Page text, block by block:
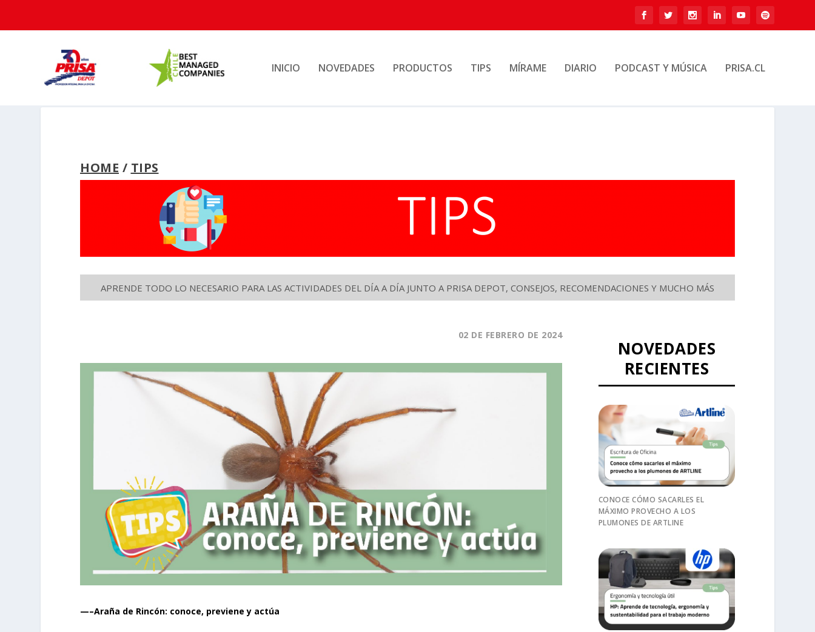
INICIO NOVEDADES PRODUCTOS TIPS MÍRAME DIARIO PODCAST Y MÚSICA PRISA.CL
HOME / TIPS
APRENDE TODO LO NECESARIO PARA LAS ACTIVIDADES DEL DÍA A DÍA JUNTO A PRISA DEPOT, CONSEJOS, RECOMENDACIONES Y MUCHO MÁS
02 DE FEBRERO DE 2024
—–Araña de Rincón: conoce, previene y actúa
NOVEDADES
RECIENTES
CONOCE CÓMO SACARLES EL
MÁXIMO PROVECHO A LOS
PLUMONES DE ARTLINE